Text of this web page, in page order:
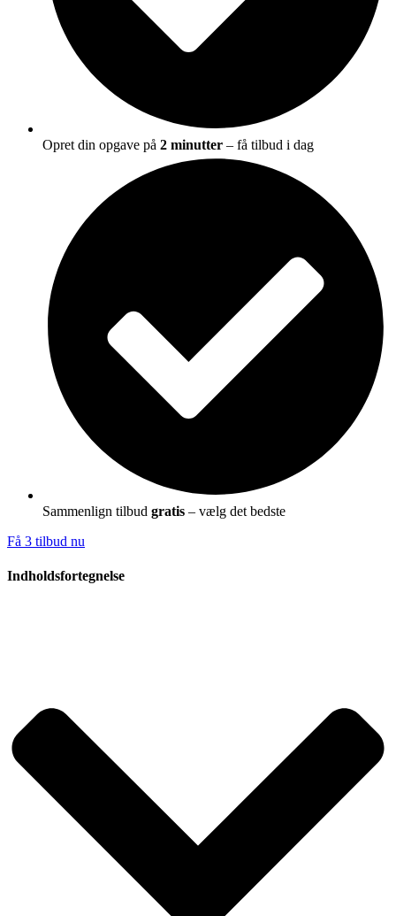
Opret din opgave på 2 minutter – få tilbud i dag
Sammenlign tilbud gratis – vælg det bedste
Få 3 tilbud nu
Indholdsfortegnelse